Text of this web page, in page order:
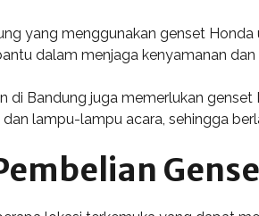
yang menggunakan genset
dalam menjaga kenyamanan
di Bandung juga memerlukan
lampu-lampu acara, sehingga